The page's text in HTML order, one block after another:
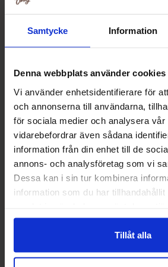
Samtycke Information
Denna webbplats använder cookies
Vi använder enhetsidentifierare för
och annonserna till användarna,
för sociala medier och analysera vår
vidarebefordrar även sådana
information från din enhet till de
annons- och analysföretag som vi
Dessa kan i sin tur kombinera
information som du har
Tillåt alla
Fazer Kina Snacks Gul 90g
34.90 kr